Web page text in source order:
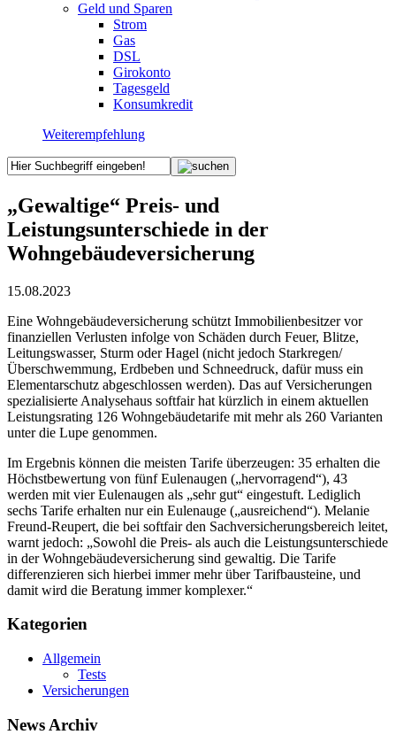
Geld und Sparen
Strom
Gas
DSL
Girokonto
Tagesgeld
Konsumkredit
Weiterempfehlung
„Gewaltige“ Preis- und
Leistungsunterschiede in der
Wohngebäudeversicherung
15.08.2023
Eine Wohngebäudeversicherung schützt Immobilienbesitzer vor
finanziellen Verlusten infolge von Schäden durch Feuer, Blitze,
Leitungswasser, Sturm oder Hagel (nicht jedoch Starkregen/
Überschwemmung, Erdbeben und Schneedruck, dafür muss ein
Elementarschutz abgeschlossen werden). Das auf Versicherungen
spezialisierte Analysehaus softfair hat kürzlich in einem aktuellen
Leistungsrating 126 Wohngebäudetarife mit mehr als 260 Varianten
unter die Lupe genommen.
Im Ergebnis können die meisten Tarife überzeugen: 35 erhalten die
Höchstbewertung von fünf Eulenaugen („hervorragend“), 43
werden mit vier Eulenaugen als „sehr gut“ eingestuft. Lediglich
sechs Tarife erhalten nur ein Eulenauge („ausreichend“). Melanie
Freund-Reupert, die bei softfair den Sachversicherungsbereich leitet,
warnt jedoch: „Sowohl die Preis- als auch die Leistungsunterschiede
in der Wohngebäudeversicherung sind gewaltig. Die Tarife
differenzieren sich hierbei immer mehr über Tarifbausteine, und
damit wird die Beratung immer komplexer.“
Kategorien
Allgemein
Tests
Versicherungen
News Archiv